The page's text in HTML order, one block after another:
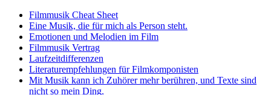
Filmmusik Cheat Sheet
Eine Musik, die für mich als Person steht.
Emotionen und Melodien im Film
Filmmusik Vertrag
Laufzeitdifferenzen
Literaturempfehlungen für Filmkomponisten
Mit Musik kann ich Zuhörer mehr berühren, und Texte sind
nicht so mein Ding.